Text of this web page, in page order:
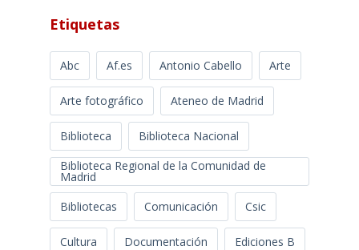
Etiquetas
Abc Af.es Antonio Cabello Arte
Arte fotográfico Ateneo de Madrid
Biblioteca
Biblioteca Nacional
Biblioteca Regional de la Comunidad de
Madrid
Bibliotecas
Comunicación Csic
Cultura Documentación Ediciones B